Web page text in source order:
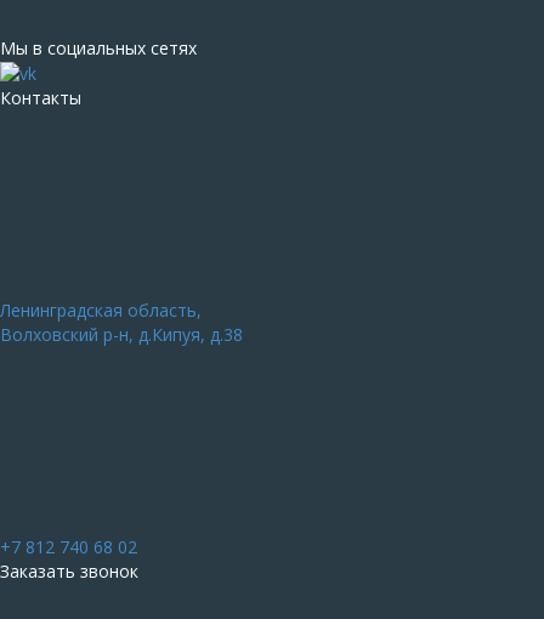
Мы в социальных сетях
Контакты
Ленинградская область,
Волховский р-н, д.Кипуя, д.38
+7 812 740 68 02
Заказать звонок